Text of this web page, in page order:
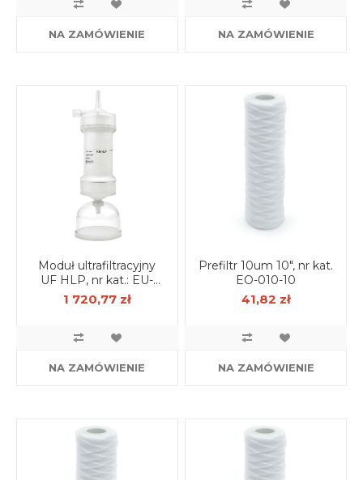
NA ZAMÓWIENIE NA ZAMÓWIENIE
Moduł ultrafiltracyjny
UF HLP, nr kat.: EU-
HLP-01
1 720,77 zł
NA ZAMÓWIENIE
Prefiltr 10um 10", nr kat.
EO-010-10
41,82 zł
NA ZAMÓWIENIE